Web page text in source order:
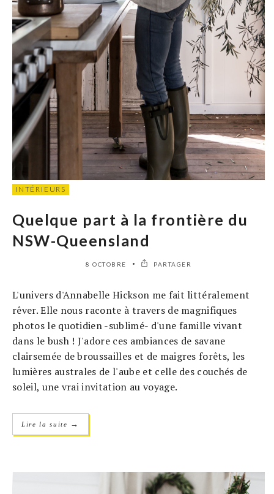
INTÉRIEURS
Quelque part à la frontière du
NSW-Queensland
8 OCTOBRE PARTAGER
L'univers d'Annabelle Hickson me fait littéralement
rêver. Elle nous raconte à travers de magnifiques
photos le quotidien -sublimé- d'une famille vivant
dans le bush ! J'adore ces ambiances de savane
clairsemée de broussailles et de maigres forêts, les
lumières australes de l'aube et celle des couchés de
soleil, une vrai invitation au voyage.
Lire la suite →